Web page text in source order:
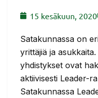
15 kesäkuun, 2020
Satakunnassa on
yrittäjiä ja
yhdistykset ovat
aktiivisesti Leader-
Satakunnassa